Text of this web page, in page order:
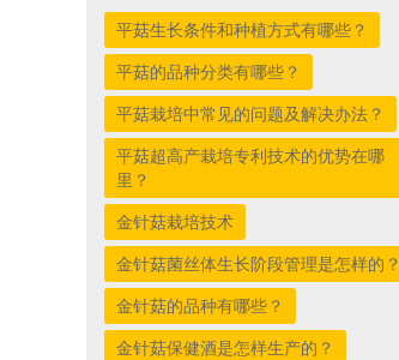
平菇生长条件和种植方式有哪些？
平菇的品种分类有哪些？
平菇栽培中常见的问题及解决办法？
平菇超高产栽培专利技术的优势在哪
里？
金针菇栽培技术
金针菇菌丝体生长阶段管理是怎样的？
金针菇的品种有哪些？
金针菇保健酒是怎样生产的？